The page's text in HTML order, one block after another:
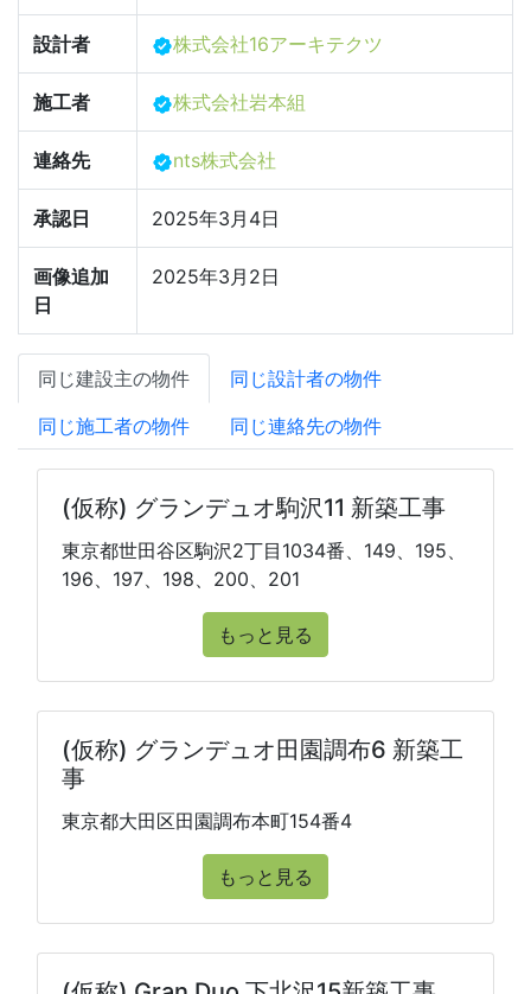
設計者 株式会社16アーキテクツ
施工者 株式会社岩本組
連絡先 nts株式会社
承認日 2025年3月4日
画像追加
日
2025年3月2日
同じ建設主の物件
同じ設計者の物件
同じ施工者の物件
同じ連絡先の物件
(仮称) グランデュオ駒沢11 新築工事
東京都世田谷区駒沢2丁目1034番、149、195、
196、197、198、200、201
もっと見る
(仮称) グランデュオ田園調布6 新築工
事
東京都大田区田園調布本町154番4
もっと見る